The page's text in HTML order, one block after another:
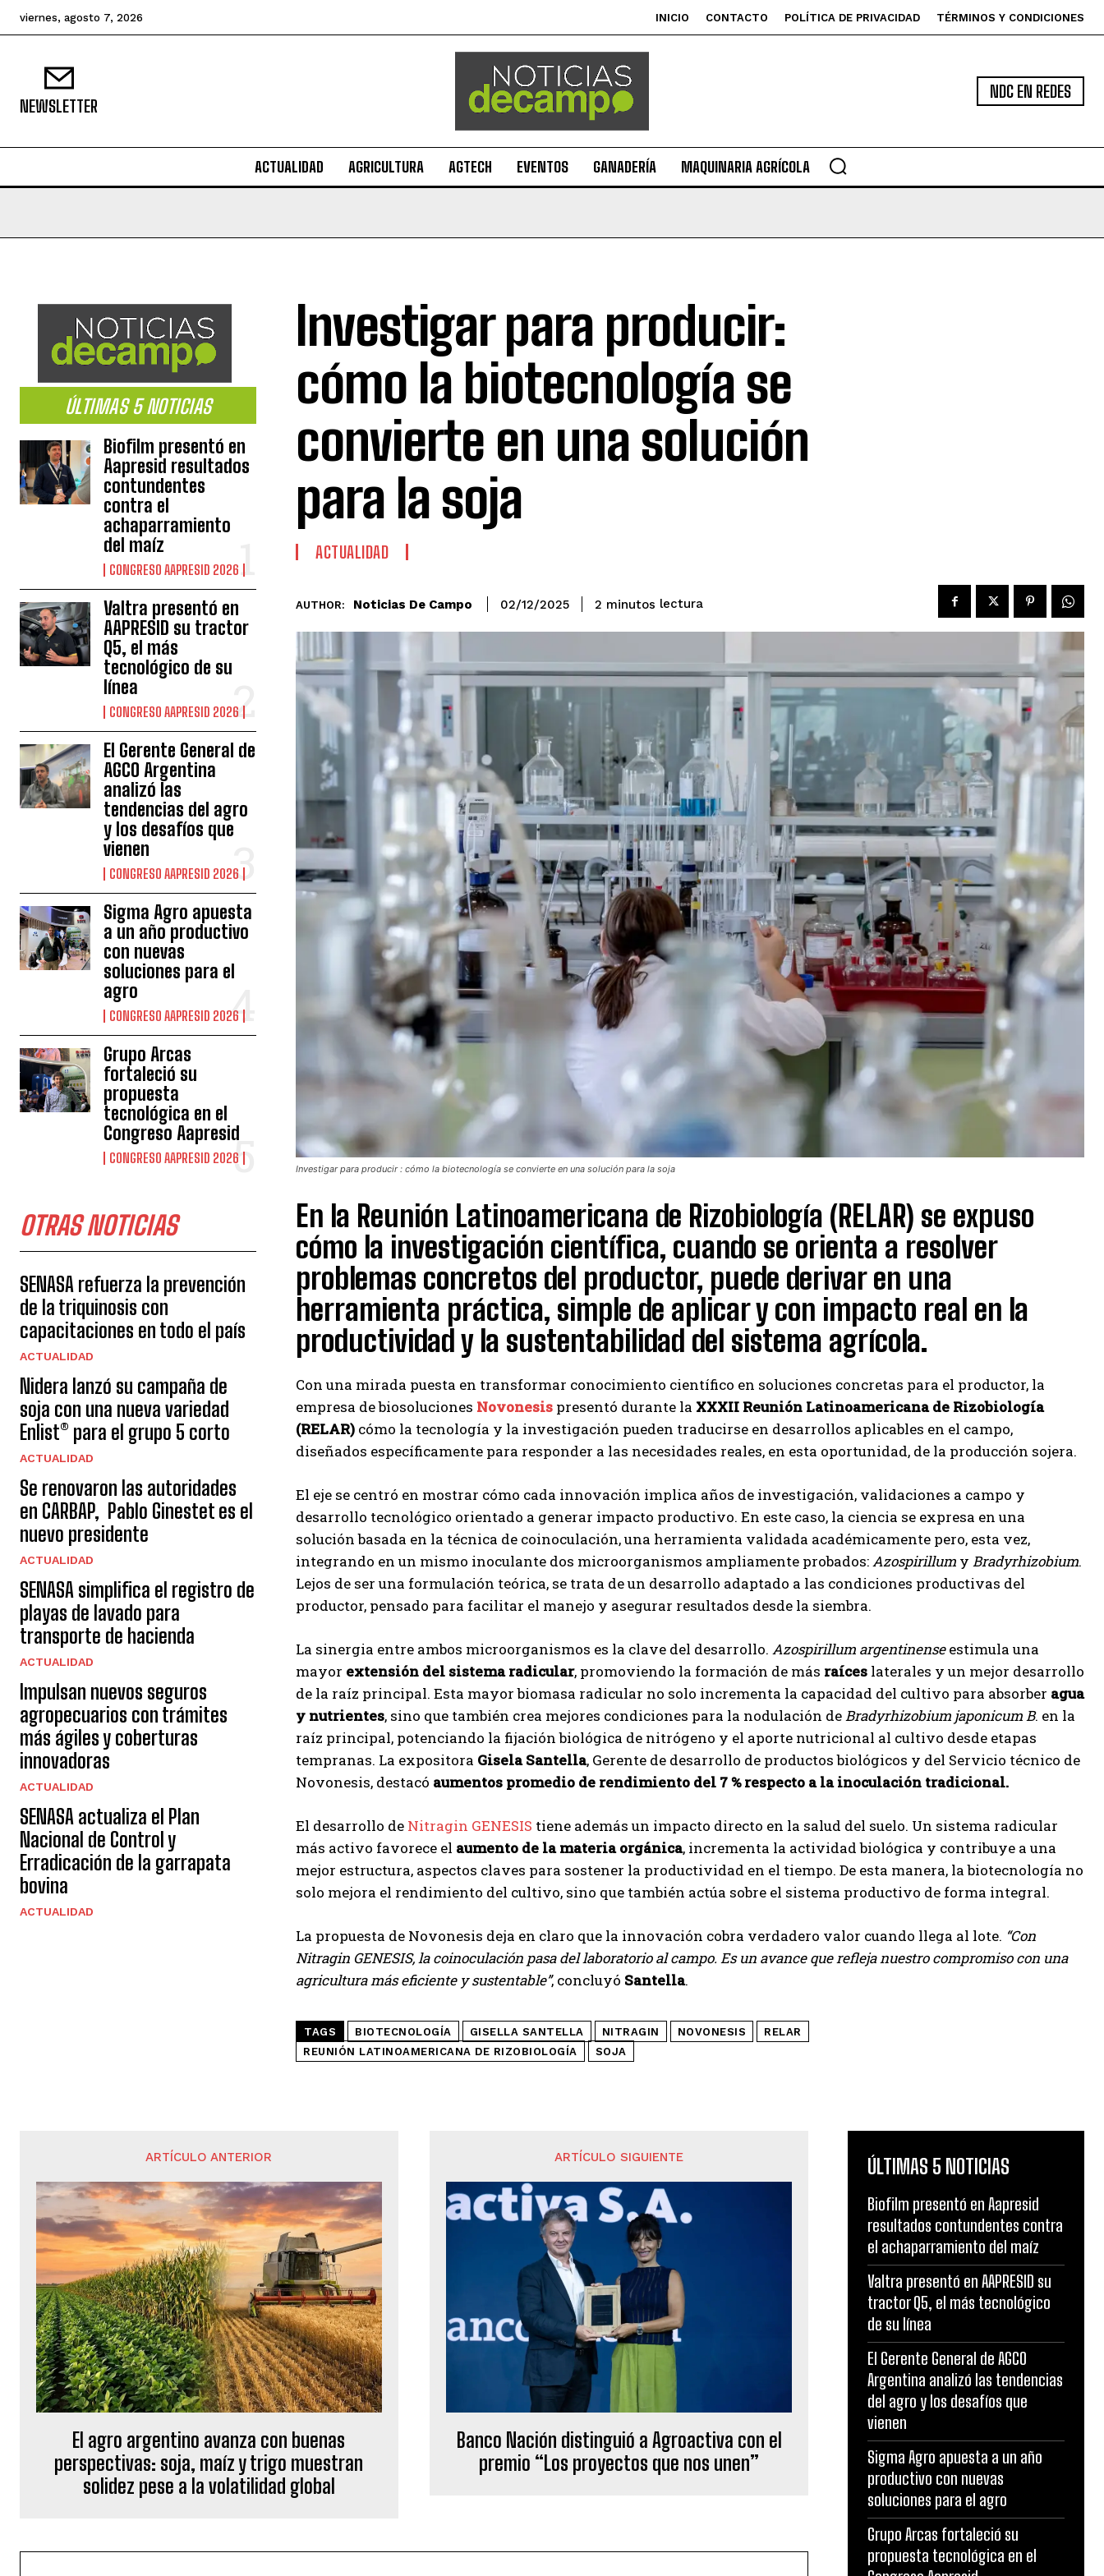
Suscribite al Newsletter
QUIERO SUSCRIBIRME
Leí y acepto laPolítica de Privacidad
viernes, agosto 7, 2026 INICIO CONTACTO POLÍTICA DE PRIVACIDAD TÉRMINOS Y CONDICIONES
NEWSLETTER
NDC EN REDES
ACTUALIDAD AGRICULTURA AGTECH EVENTOS GANADERÍA MAQUINARIA AGRÍCOLA
ÚLTIMAS 5 NOTICIAS
Biofilm presentó en
Aapresid resultados
contundentes
contra el
achaparramiento
del maíz
CONGRESO AAPRESID 2026
Valtra presentó en
AAPRESID su tractor
Q5, el más
tecnológico de su
línea
CONGRESO AAPRESID 2026
El Gerente General de
AGCO Argentina
analizó las
tendencias del agro
y los desafíos que
vienen
CONGRESO AAPRESID 2026
Sigma Agro apuesta
a un año productivo
con nuevas
soluciones para el
agro
CONGRESO AAPRESID 2026
Grupo Arcas
fortaleció su
propuesta
tecnológica en el
Congreso Aapresid
CONGRESO AAPRESID 2026
OTRAS NOTICIAS
SENASA refuerza la prevención
de la triquinosis con
capacitaciones en todo el país
ACTUALIDAD
Nidera lanzó su campaña de
soja con una nueva variedad
Enlist® para el grupo 5 corto
ACTUALIDAD
Se renovaron las autoridades
en CARBAP, Pablo Ginestet es el
nuevo presidente
ACTUALIDAD
SENASA simplifica el registro de
playas de lavado para
transporte de hacienda
ACTUALIDAD
Impulsan nuevos seguros
agropecuarios con trámites
más ágiles y coberturas
innovadoras
ACTUALIDAD
SENASA actualiza el Plan
Nacional de Control y
Erradicación de la garrapata
bovina
ACTUALIDAD
Investigar para producir:
cómo la biotecnología se
convierte en una solución
para la soja
ACTUALIDAD
AUTHOR: Noticias De Campo 02/12/2025 2 minutos lectura
Investigar para producir : cómo la biotecnología se convierte en una solución para la soja
En la Reunión Latinoamericana de Rizobiología (RELAR) se expuso
cómo la investigación científica, cuando se orienta a resolver
problemas concretos del productor, puede derivar en una
herramienta práctica, simple de aplicar y con impacto real en la
productividad y la sustentabilidad del sistema agrícola.
Con una mirada puesta en transformar conocimiento científico en soluciones concretas para el productor, la
empresa de biosoluciones Novonesis presentó durante la XXXII Reunión Latinoamericana de Rizobiología
(RELAR) cómo la tecnología y la investigación pueden traducirse en desarrollos aplicables en el campo,
diseñados específicamente para responder a las necesidades reales, en esta oportunidad, de la producción sojera.
El eje se centró en mostrar cómo cada innovación implica años de investigación, validaciones a campo y
desarrollo tecnológico orientado a generar impacto productivo. En este caso, la ciencia se expresa en una
solución basada en la técnica de coinoculación, una herramienta validada académicamente pero, esta vez,
integrando en un mismo inoculante dos microorganismos ampliamente probados:Azospirillum y Bradyrhizobium.
Lejos de ser una formulación teórica, se trata de un desarrollo adaptado a las condiciones productivas del
productor, pensado para facilitar el manejo y asegurar resultados desde la siembra.
La sinergia entre ambos microorganismos es la clave del desarrollo. Azospirillum argentinenseestimula una
mayor extensión del sistema radicular, promoviendo la formación de más raíces laterales y un mejor desarrollo
de la raíz principal. Esta mayor biomasa radicular no solo incrementa la capacidad del cultivo para absorber agua
y nutrientes, sino que también crea mejores condiciones para la nodulación deBradyrhizobium japonicum B. en la
raíz principal, potenciando la fijación biológica de nitrógeno y el aporte nutricional al cultivo desde etapas
tempranas. La expositora Gisela Santella, Gerente de desarrollo de productos biológicos y del Servicio técnico de
Novonesis, destacó aumentos promedio de rendimiento del 7 % respecto a la inoculación tradicional.
El desarrollo de Nitragin GENESIS tiene además un impacto directo en la salud del suelo. Un sistema radicular
más activo favorece el aumento de la materia orgánica, incrementa la actividad biológica y contribuye a una
mejor estructura, aspectos claves para sostener la productividad en el tiempo. De esta manera, la biotecnología no
solo mejora el rendimiento del cultivo, sino que también actúa sobre el sistema productivo de forma integral.
La propuesta de Novonesis deja en claro que la innovación cobra verdadero valor cuando llega al lote. “Con
Nitragin GENESIS, la coinoculación pasa del laboratorio al campo. Es un avance que refleja nuestro compromiso con una
agricultura más eficiente y sustentable”, concluyó Santella.
TAGS BIOTECNOLOGÍA GISELLA SANTELLA NITRAGIN NOVONESIS
RELAR
REUNIÓN LATINOAMERICANA DE RIZOBIOLOGÍA
SOJA
ARTÍCULO ANTERIOR
El agro argentino avanza con buenas
perspectivas: soja, maíz y trigo muestran
solidez pese a la volatilidad global
ARTÍCULO SIGUIENTE
Banco Nación distinguió a Agroactiva con el
premio “Los proyectos que nos unen”
ÚLTIMAS 5 NOTICIAS
Biofilm presentó en Aapresid
resultados contundentes contra
el achaparramiento del maíz
Valtra presentó en AAPRESID su
tractor Q5, el más tecnológico
de su línea
El Gerente General de AGCO
Argentina analizó las tendencias
del agro y los desafíos que
vienen
Sigma Agro apuesta a un año
productivo con nuevas
soluciones para el agro
Grupo Arcas fortaleció su
propuesta tecnológica en el